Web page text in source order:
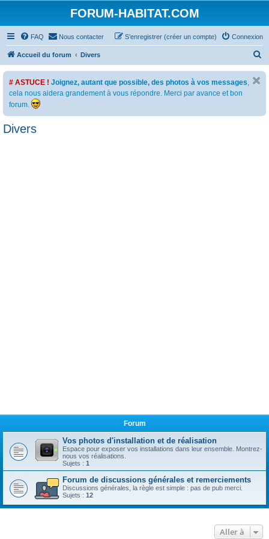
FORUM-HABITAT.COM
FAQ Nous contacter Connexion
S’enregistrer (créer un compte)
Accueil du forum Divers
e
# ASTUCE ! Joignez, autant que possible, des photos à vos messages,
cela nous aidera grandement à vous répondre. Merci par avance et bon
forum.
Divers
Forum
Vos photos d'installation et de réalisation
Espace pour exposer vos installations dans leur ensemble. Montrez-
nous vos réalisations.
Sujets : 1
Forum de discussions générales et remerciements
Discussions générales, la règle est simple : pas de pub merci.
Sujets : 12
Aller à